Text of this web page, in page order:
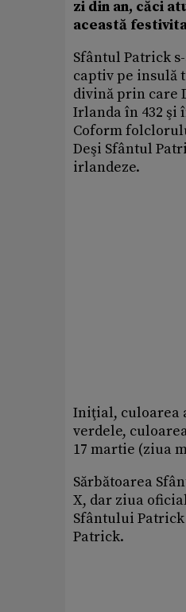
zi din an, căci
această
Sfântul Patrick
captiv pe insulă
divină prin care
Irlanda în 432 şi
Coform
Deşi Sfântul
irlandeze.
Iniţial, culoarea
verdele,
17 martie (ziua
Sărbătoarea
X, dar ziua
Sfântului
Patrick.